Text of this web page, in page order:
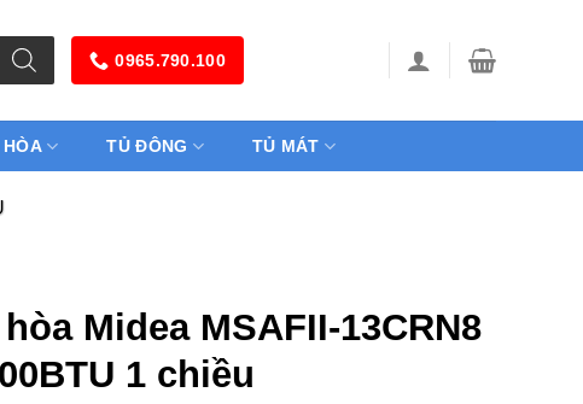
0965.790.100
TỦ ĐÔNG TỦ MÁT
Midea MSAFII-13CRN8
1 chiều